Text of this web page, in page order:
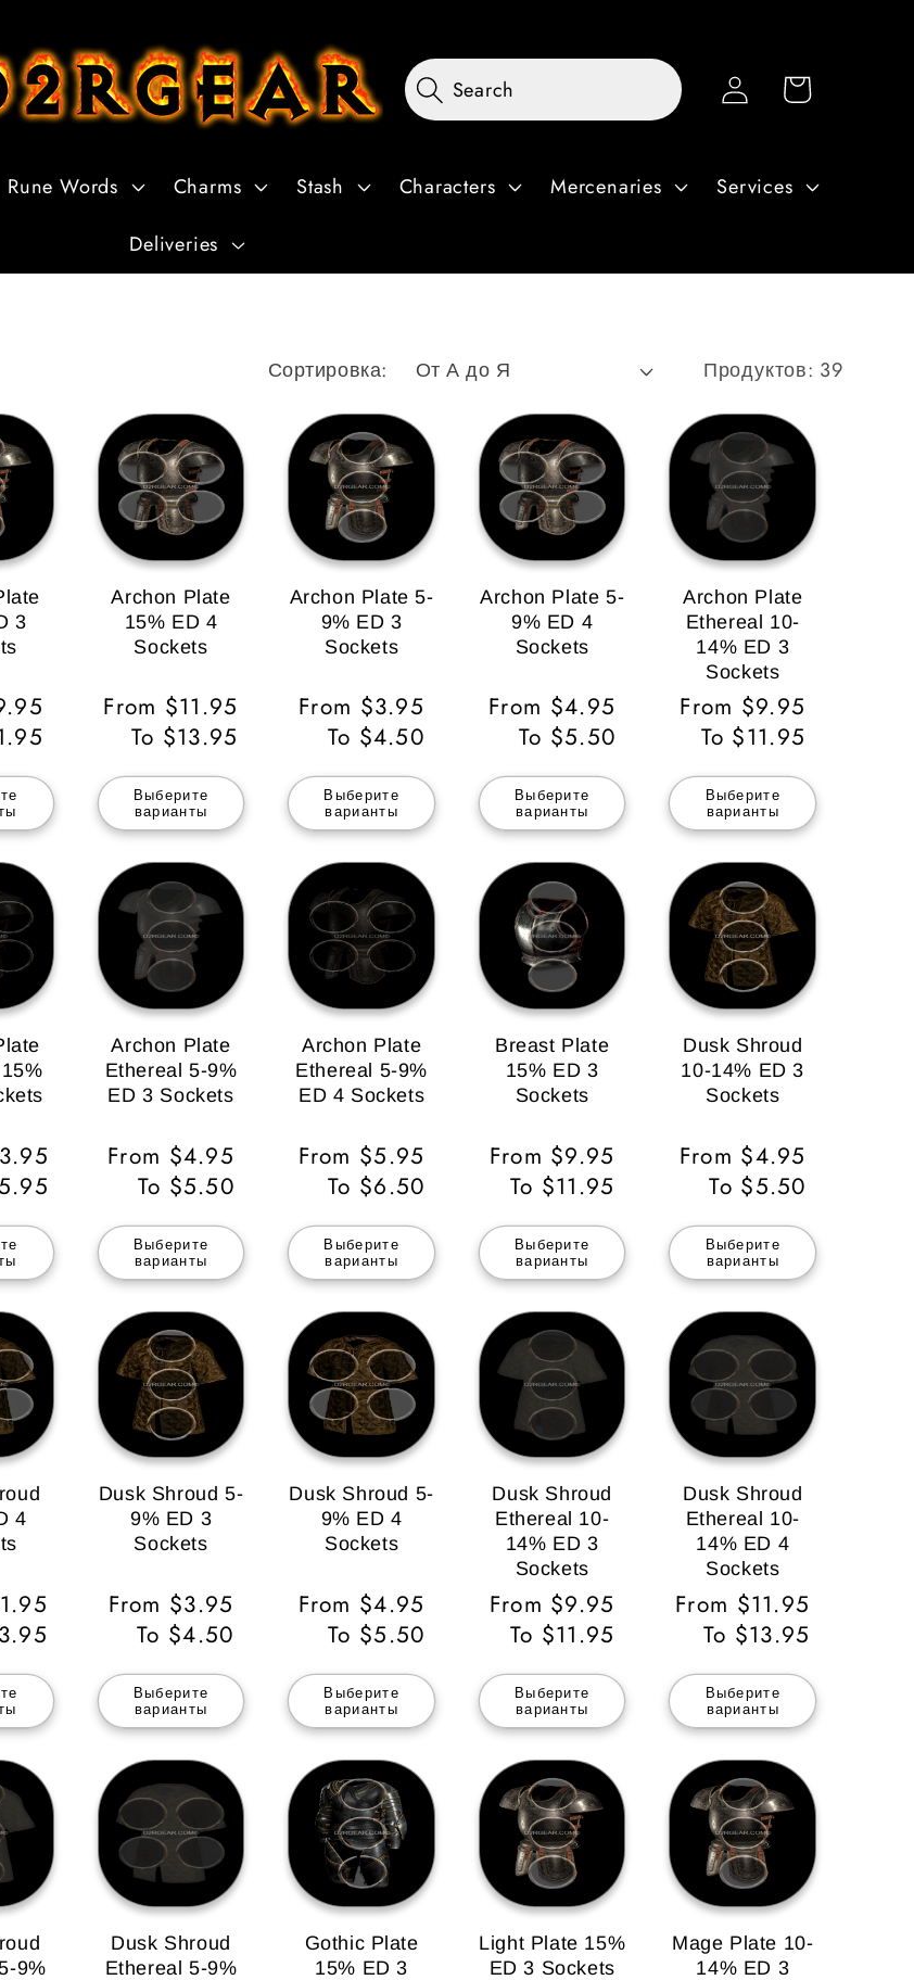
Rune Words Charms Stash Characters Mercenaries Services
Deliveries
Search Войти Корзина
Сортировка: Продуктов: 39
3
Archon Plate
15% ED 4
Sockets
Обычная
цена
From $11.95
To $13.95
Выберите
варианты
Archon Plate 5-
9% ED 3
Sockets
Обычная
цена
From $3.95
To $4.50
Выберите
варианты
Archon Plate 5-
9% ED 4
Sockets
Обычная
цена
From $4.95
To $5.50
Выберите
варианты
Archon Plate
Ethereal 10-
14% ED 3
Sockets
Обычная
цена
From $9.95
To $11.95
Выберите
варианты
Archon Plate
Ethereal 5-9%
ED 3 Sockets
Обычная
цена
From $4.95
To $5.50
Выберите
варианты
Archon Plate
Ethereal 5-9%
ED 4 Sockets
Обычная
цена
From $5.95
To $6.50
Выберите
варианты
Breast Plate
15% ED 3
Sockets
Обычная
цена
From $9.95
To $11.95
Выберите
варианты
Dusk Shroud
10-14% ED 3
Sockets
Обычная
цена
From $4.95
To $5.50
Выберите
варианты
4
Dusk Shroud 5-
9% ED 3
Sockets
Обычная
цена
From $3.95
To $4.50
Выберите
варианты
Dusk Shroud 5-
9% ED 4
Sockets
Обычная
цена
From $4.95
To $5.50
Выберите
варианты
Dusk Shroud
Ethereal 10-
14% ED 3
Sockets
Обычная
цена
From $9.95
To $11.95
Выберите
варианты
Dusk Shroud
Ethereal 10-
14% ED 4
Sockets
Обычная
цена
From $11.95
To $13.95
Выберите
варианты
9%
Dusk Shroud
Ethereal 5-9%
Gothic Plate
15% ED 3
Light Plate 15%
ED 3 Sockets
Mage Plate 10-
14% ED 3